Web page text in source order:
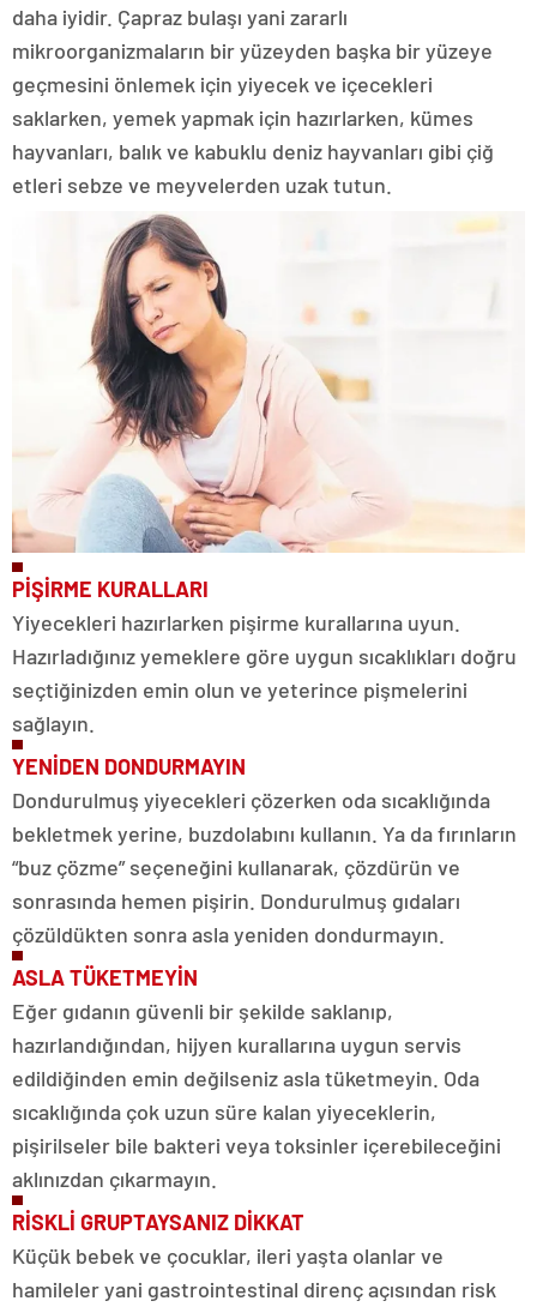
daha iyidir. Çapraz bulaşı yani zararlı
mikroorganizmaların bir yüzeyden başka bir yüzeye
geçmesini önlemek için yiyecek ve içecekleri
saklarken, yemek yapmak için hazırlarken, kümes
hayvanları, balık ve kabuklu deniz hayvanları gibi çiğ
etleri sebze ve meyvelerden uzak tutun.
PİŞİRME KURALLARI
Yiyecekleri hazırlarken pişirme kurallarına uyun.
Hazırladığınız yemeklere göre uygun sıcaklıkları doğru
seçtiğinizden emin olun ve yeterince pişmelerini
sağlayın.
YENİDEN DONDURMAYIN
Dondurulmuş yiyecekleri çözerken oda sıcaklığında
bekletmek yerine, buzdolabını kullanın. Ya da fırınların
“buz çözme” seçeneğini kullanarak, çözdürün ve
sonrasında hemen pişirin. Dondurulmuş gıdaları
çözüldükten sonra asla yeniden dondurmayın.
ASLA TÜKETMEYİN
Eğer gıdanın güvenli bir şekilde saklanıp,
hazırlandığından, hijyen kurallarına uygun servis
edildiğinden emin değilseniz asla tüketmeyin. Oda
sıcaklığında çok uzun süre kalan yiyeceklerin,
pişirilseler bile bakteri veya toksinler içerebileceğini
aklınızdan çıkarmayın.
RİSKLİ GRUPTAYSANIZ DİKKAT
Küçük bebek ve çocuklar, ileri yaşta olanlar ve
hamileler yani gastrointestinal direnç açısından risk